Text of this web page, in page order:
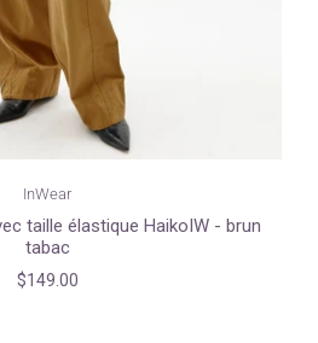
InWear
taille élastique HaikoIW - brun
tabac
$149.00